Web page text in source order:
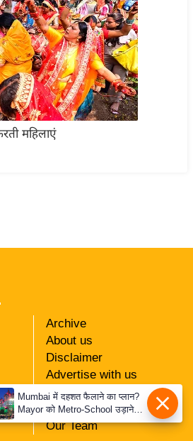
महिलाएं
Archive
About us
Disclaimer
Advertise with us
Privacy Policy
RSS
Our Team
Mumbai में दहशत फैलाने का प्लान?
Mayor को Metro-School उड़ाने
की धमकी